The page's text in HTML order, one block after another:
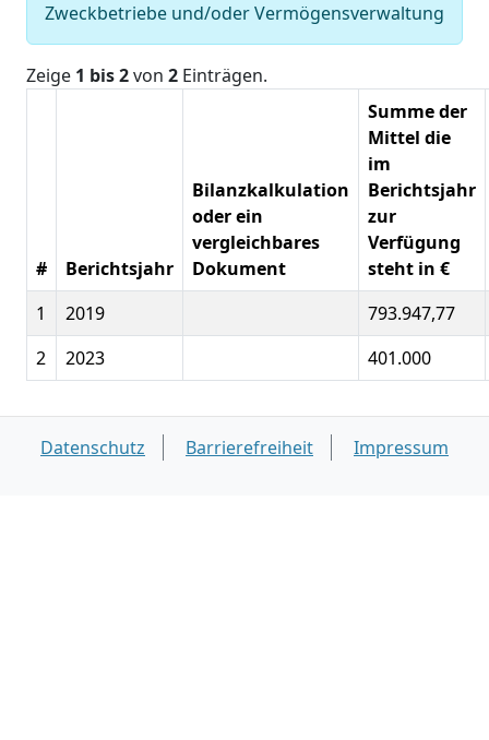
Zweckbetriebe und/oder Vermögensverwaltung
Zeige 1 bis 2von 2 Einträgen.
# Berichtsjahr
Bilanzkalkulation
oder ein
vergleichbares
Dokument
Summe der
Mittel die
im
Berichtsjahr
zur
Verfügung
steht in €
1
2019
793.947,77
2
2023 401.000
Datenschutz Barrierefreiheit Impressum